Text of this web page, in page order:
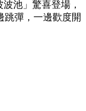
池」驚喜登場，
跳彈，一邊歡度開